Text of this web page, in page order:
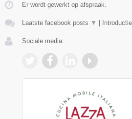
Er wordt gewerkt op afspraak.
Laatste facebook posts ▼
Sociale media: